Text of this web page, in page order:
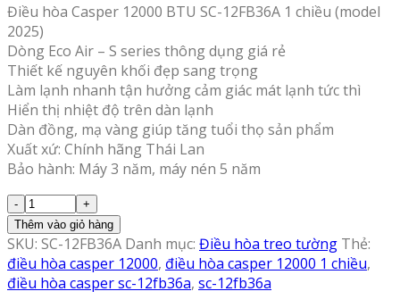
Điều hòa Casper 12000 BTU SC-12FB36A 1 chiều (model
2025)
Dòng Eco Air – S series thông dụng giá rẻ
Thiết kế nguyên khối đẹp sang trọng
Làm lạnh nhanh tận hưởng cảm giác mát lạnh tức thì
Hiển thị nhiệt độ trên dàn lạnh
Dàn đồng, mạ vàng giúp tăng tuổi thọ sản phẩm
Xuất xứ: Chính hãng Thái Lan
Bảo hành: Máy 3 năm, máy nén 5 năm
Thêm vào giỏ hàng
SKU: SC-12FB36A Danh mục: Điều hòa treo tường Thẻ:
điều hòa casper 12000, điều hòa casper 12000 1 chiều,
điều hòa casper sc-12fb36a, sc-12fb36a